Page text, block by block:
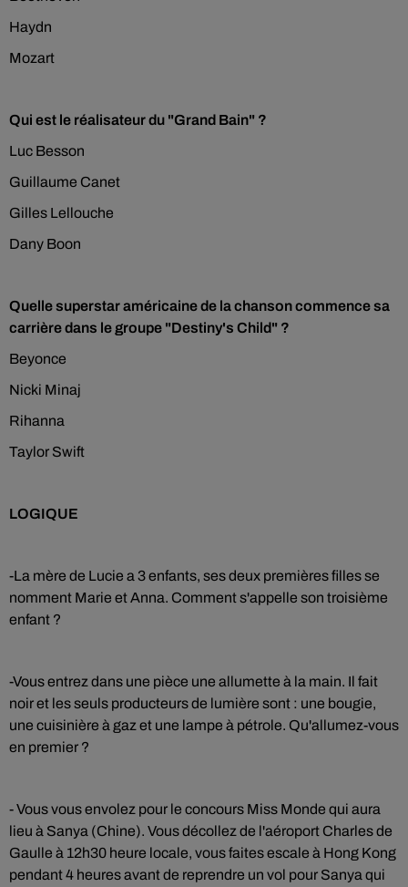
Haydn
Mozart
Qui est le réalisateur du "Grand Bain" ?
Luc Besson
Guillaume Canet
Gilles Lellouche
Dany Boon
Quelle superstar américaine de la chanson commence sa
carrière dans le groupe "Destiny's Child" ?
Beyonce
Nicki Minaj
Rihanna
Taylor Swift
LOGIQUE
-La mère de Lucie a 3 enfants, ses deux premières filles se
nomment Marie et Anna. Comment s'appelle son troisième
enfant ?
-Vous entrez dans une pièce une allumette à la main. Il fait
noir et les seuls producteurs de lumière sont : une bougie,
une cuisinière à gaz et une lampe à pétrole. Qu'allumez-vous
en premier ?
- Vous vous envolez pour le concours Miss Monde qui aura
lieu à Sanya (Chine). Vous décollez de l'aéroport Charles de
Gaulle à 12h30 heure locale, vous faites escale à Hong Kong
pendant 4 heures avant de reprendre un vol pour Sanya qui